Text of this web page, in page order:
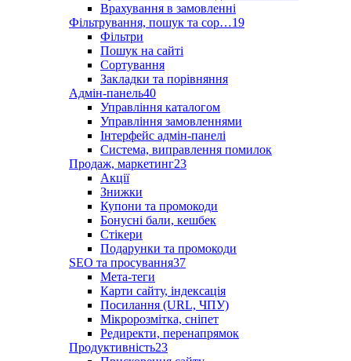
Врахування в замовленні
Фільтрування, пошук та сор…19
Фільтри
Пошук на сайті
Сортування
Закладки та порівняння
Адмін-панель40
Управління каталогом
Управління замовленнями
Інтерфейс адмін-панелі
Система, виправлення помилок
Продаж, маркетинг23
Акції
Знижки
Купони та промокоди
Бонусні бали, кешбек
Стікери
Подарунки та промокоди
SEO та просування37
Мета-теги
Карти сайту, індексація
Посилання (URL, ЧПУ)
Мікророзмітка, сніпет
Редиректи, перенапрямок
Продуктивність23